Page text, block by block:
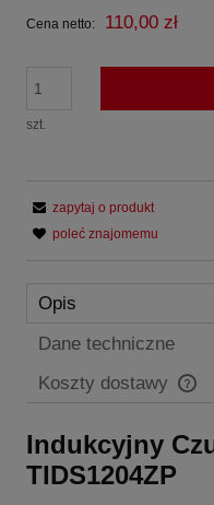
Cena netto: 110,00 zł
szt.
zapytaj o produkt
poleć znajomemu
Opis
Dane techniczne
Koszty dostawy
Cena nie zawiera
Indukcyjny
TIDS1204ZP